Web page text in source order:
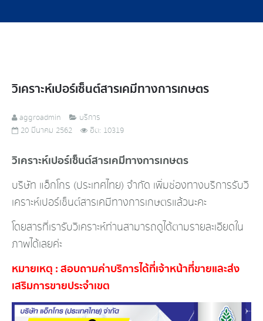
วิเคราะห์เปอร์เซ็นต์สารเคมีทางการเกษตร
aggroadmin
บริการ
20 มีนาคม 2562
ฮิต: 10319
วิเคราะห์เปอร์เซ็นต์สารเคมีทางการเกษตร
บริษัท แอ็กโกร (ประเทศไทย) จำกัด เพิ่มช่องทางบริการรับวิ
เคราะห์เปอร์เซ็นต์สารเคมีทางการเกษตรแล้วนะคะ
โดยสารที่เรารับวิเคราะห์ท่านสามารถดูได้ตามรายละเอียดใน
ภาพได้เลยค่ะ
หมายเหตุ : สอบถามค่าบริการได้ที่เจ้าหน้าที่ขายและส่ง
เสริมการขายประจำเขต